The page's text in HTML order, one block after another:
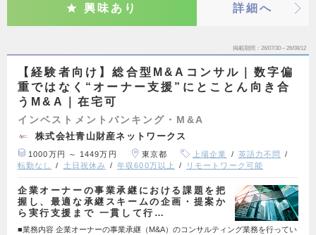
興味あり 詳細へ
掲載期間 26/07/30～26/08/12
【経験者向け】総合型M&Aコンサル｜数字偏
重ではなく“オーナー支援”にとことん向き合
うM&A｜在宅可
インベストメントバンキング・M&A
株式会社青山財産ネットワークス
1000万円 ～ 1449万円 東京都 上場企業
英語力不問
転勤なし
土日祝休み 年収600万以上 リモートワーク可能
企業オーナーの事業承継における課題を把
握し、最適な承継スキームの企画・提案か
ら実行支援まで 一貫して行…
■業務内容 企業オーナーの事業承継（M&A）のコンサルティング業務を行ってい